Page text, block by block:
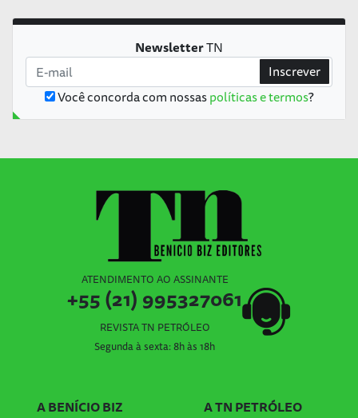
NewsletterTN
Você concorda com nossaspolíticas e termos?
Inscrever
ATENDIMENTO AO ASSINANTE
+55 (21) 995327061
REVISTA TN PETRÓLEO
Segunda à sexta: 8h às 18h
A BENÍCIO BIZ
A TN PETRÓLEO